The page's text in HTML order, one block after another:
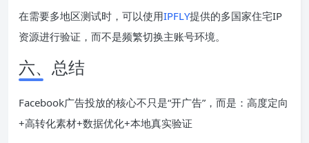
在需要多地区测试时，可以使用IPFLY提供的多国家住宅IP
资源进行验证，而不是频繁切换主账号环境。
六、总结
Facebook广告投放的核心不只是“开广告”，而是：高度定向
+高转化素材+数据优化+本地真实验证